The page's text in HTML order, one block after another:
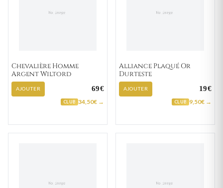
Chevalière Homme
Argent Wiltord
AJOUTER 69€
CLUB 34,50€ →
Alliance Plaqué Or
Durteste
AJOUTER 19€
CLUB 9,50€ →